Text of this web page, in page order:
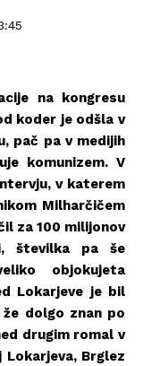
na kongresu
koder je odšla v
pač pa v medijih
komunizem. V
v katerem
Milharčičem
za 100 milijonov
številka pa še
objokujeta
Lokarjeve je bil
dolgo znan po
drugim romal v
Brglez